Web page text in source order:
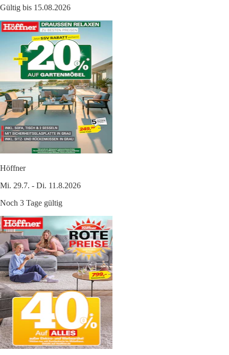
Gültig bis 15.08.2026
Höffner
Mi. 29.7. - Di. 11.8.2026
Noch 3 Tage gültig